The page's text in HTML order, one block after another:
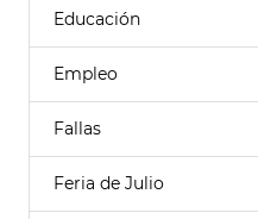
Educación
Empleo
Fallas
Feria de Julio